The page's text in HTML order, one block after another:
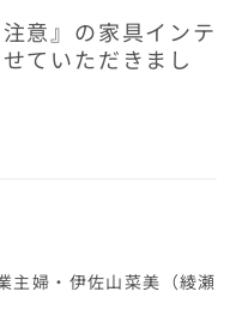
意』の家具インテ
ていただきまし
主婦・伊佐山菜美（綾瀬